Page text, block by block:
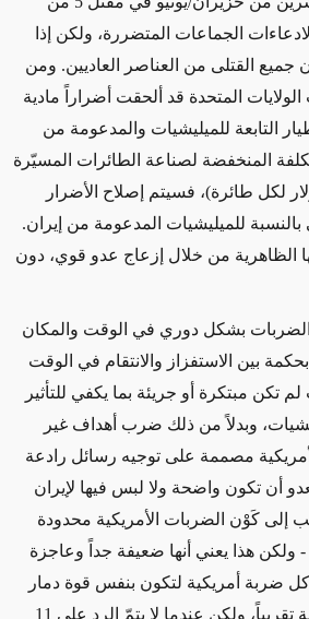
الجماعات المتضررة، ولكن إذا
جميع القتلى من العناصر العاديين. ومن
المتحدة قد ألحقت أضراراً مادية
التابعة للميليشيات والمدعومة من
المنخفضة لصناعة الطائرات المسيّرة
لكل طائرة)، فسيتم
إصلاح الأضرار
للميليشيات المدعومة من إيران.
الظاهرية من خلال إزعاج عدو قوي، دون
الضربات بشكل دوري في الوقت والمكان
بين الاستفزاز والانتقام في الوقت
لم تكن مبتكرة أو جريئة بما يكفي للتأثير
وبدلاً من ذلك ضرب أهداف غير
مصممة على توجيه رسائل رادعة
أن تكون واضحة ولا لبس فيها لإيران
إلى كَوْن الضربات الأمريكية محدودة
هذا يعني أنها ضعيفة جداً وعاجزة
ضربة أمريكية لتكون بنفس قوة دمار
ولكن عندما لا يتمّ الرد على 11